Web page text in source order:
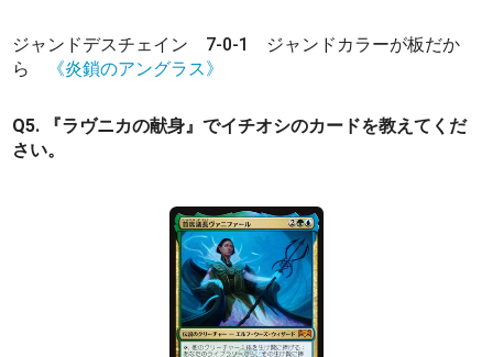
ジャンドデスチェイン 7-0-1 ジャンドカラーが板だか
ら
《炎鎖のアングラス》
Q5. 『ラヴニカの献身』でイチオシのカードを教えてくだ
さい。